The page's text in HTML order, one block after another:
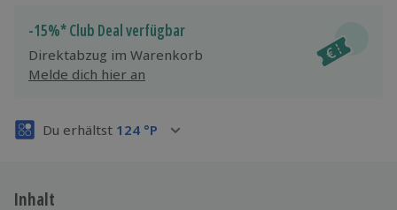
Jeder Gutschein für alle Erlebnisse einlösbar.
Maximale Sicherheit
3 Jahre gültig & verlängerbar.
-15%* Club Deal verfügbar
Direktabzug im Warenkorb
Melde dich hier an
Du erhältst 124 °P
Inhalt